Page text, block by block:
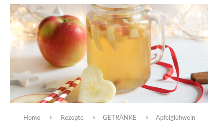
Home Rezepte GETRÄNKE Apfelglühwein